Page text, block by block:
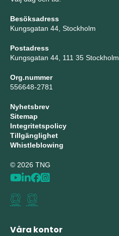
Besöksadress
Kungsgatan 44, Stockholm
Postadress
Kungsgatan 44, 111 35 Stockholm
Org.nummer
556648-2781
Nyhetsbrev
Sitemap
Integritetspolicy
Tillgänglighet
Whistleblowing
© 2026 TNG
Våra kontor